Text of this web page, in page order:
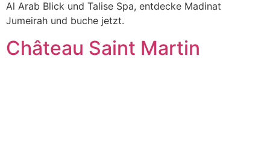
Al Arab Blick und Talise Spa, entdecke Madinat
Jumeirah und buche jetzt.
Château Saint Martin